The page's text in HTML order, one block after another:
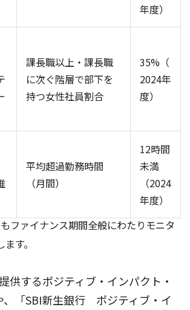
年度）
課長職以上・課長職
に次ぐ階層で部下を
持つ女性社員割合
35%（
2024年
度）
平均超過勤務時間
（月間）
12時間
未満
（2024
年度）
ファイナンス期間全般にわたりモニタ
す。
供するポジティブ・インパクト・
、「SBI新生銀行 ポジティブ・イ